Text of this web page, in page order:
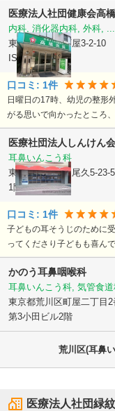
医療法人社団健康会高
内科, 消化器内科, 外科, ...
東京都荒川区町屋3-2-10
ISEビル
口コミ: 1件
日曜日の17時、幼児の整形
がる思いで向かったところ
医療社団法人しんけん会
耳鼻いんこう科
東京都荒川区東尾久5-23-5
1階
口コミ: 1件
子どもの耳そうじのために
ってくださり子どもも喜ん
かのう耳鼻咽喉科
耳鼻いんこう科, 気管食
東京都荒川区町屋二丁目2
第3小田ビル2階
荒川区(耳鼻
医療法人社団緑